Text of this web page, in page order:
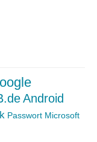
Android
Passwort Microsoft